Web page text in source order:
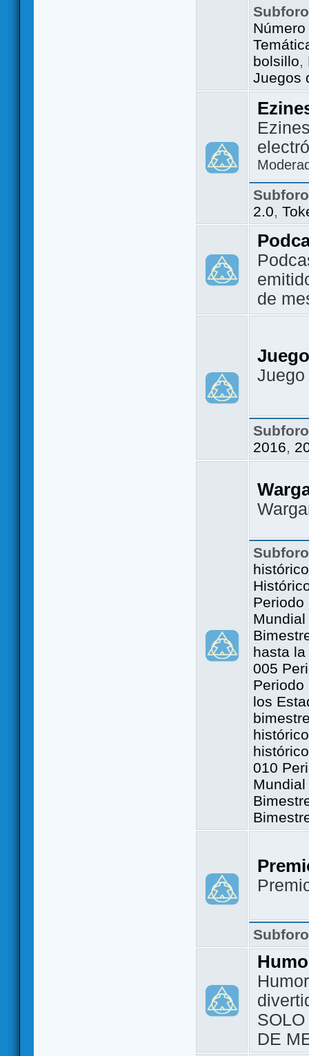
bolsillo,
Juegos
2.0,
de
2016,
Periodo
hasta
005
Periodo
los
010
DE